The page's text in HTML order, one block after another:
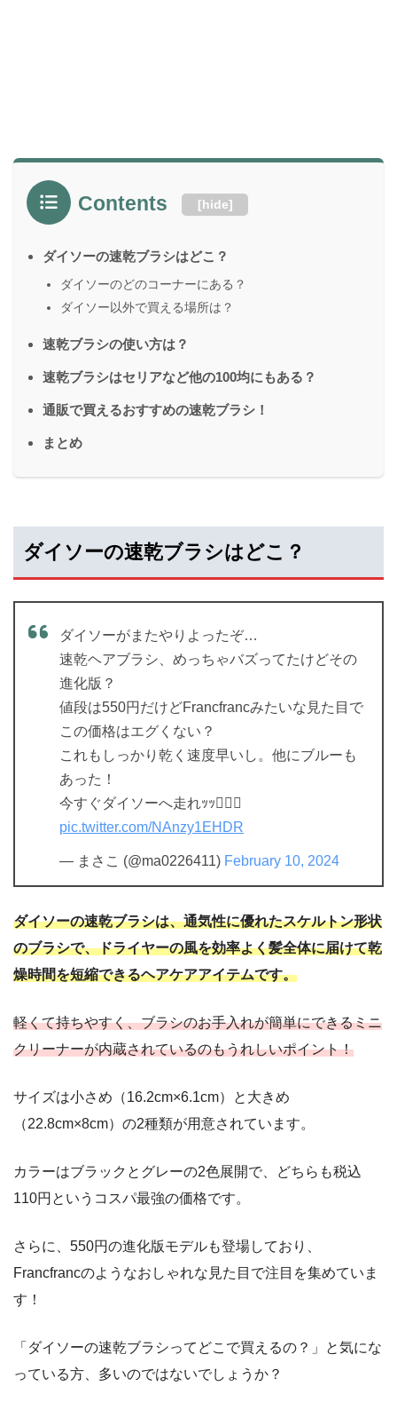
Contents [hide]
ダイソーの速乾ブラシはどこ？
ダイソーのどのコーナーにある？
ダイソー以外で買える場所は？
速乾ブラシの使い方は？
速乾ブラシはセリアなど他の100均にもある？
通販で買えるおすすめの速乾ブラシ！
まとめ
ダイソーの速乾ブラシはどこ？
ダイソーがまたやりよったぞ…
速乾ヘアブラシ、めっちゃバズってたけどその
進化版？
値段は550円だけどFrancfrancみたいな見た目で
この価格はエグくない？
これもしっかり乾く速度早いし。他にブルーも
あった！
今すぐダイソーへ走れｯｯ🏃‍♀️✨️
pic.twitter.com/NAnzy1EHDR
— まさこ (@ma0226411) February 10, 2024
ダイソーの速乾ブラシは、通気性に優れたスケルトン形状
のブラシで、ドライヤーの風を効率よく髪全体に届けて乾
燥時間を短縮できるヘアケアアイテムです。
軽くて持ちやすく、ブラシのお手入れが簡単にできるミニ
クリーナーが内蔵されているのもうれしいポイント！
サイズは小さめ（16.2cm×6.1cm）と大きめ
（22.8cm×8cm）の2種類が用意されています。
カラーはブラックとグレーの2色展開で、どちらも税込
110円というコスパ最強の価格です。
さらに、550円の進化版モデルも登場しており、
Francfrancのようなおしゃれな見た目で注目を集めていま
す！
「ダイソーの速乾ブラシってどこで買えるの？」と気にな
っている方、多いのではないでしょうか？